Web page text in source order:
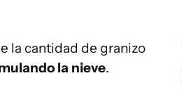
la cantidad de granizo
la nieve.